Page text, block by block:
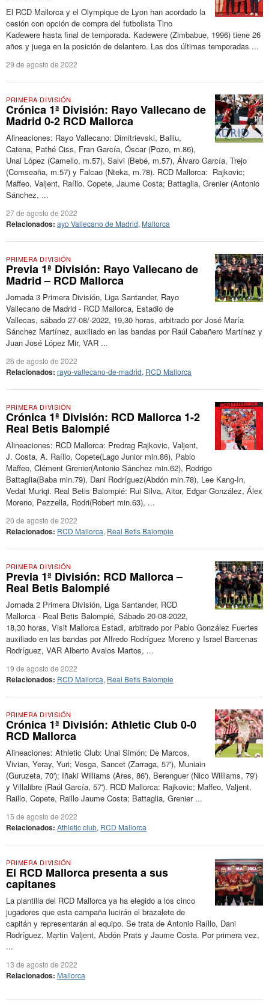
El RCD Mallorca y el Olympique de Lyon han acordado la
cesión con opción de compra del futbolista Tino
Kadewere hasta final de temporada. Kadewere (Zimbabue, 1996) tiene 26
años y juega en la posición de delantero. Las dos últimas temporadas ...
29 de agosto de 2022
PRIMERA DIVISIÓN
Crónica 1ª División: Rayo Vallecano de
Madrid 0-2 RCD Mallorca
Alineaciones: Rayo Vallecano: Dimitrievski, Balliu,
Catena, Pathé Ciss, Fran García, Óscar (Pozo, m.86),
Unai López (Camello, m.57), Salvi (Bebé, m.57), Álvaro García, Trejo
(Comseaña, m.57) y Falcao (Nteka, m.78). RCD Mallorca: Rajkovic;
Maffeo, Valjent, Raíllo, Copete, Jaume Costa; Battaglia, Grenier (Antonio
Sánchez, ...
27 de agosto de 2022
Relacionados: ayo Vallecano de Madrid, Mallorca
PRIMERA DIVISIÓN
Previa 1ª División: Rayo Vallecano de
Madrid – RCD Mallorca
Jornada 3 Primera División, Liga Santander, Rayo
Vallecano de Madrid - RCD Mallorca, Estadio de
Vallecas, sábado 27-08/-2022, 19,30 horas, arbitrado por José María
Sánchez Martínez, auxiliado en las bandas por Raúl Cabañero Martínez y
Juan José López Mir, VAR ...
26 de agosto de 2022
Relacionados: rayo-vallecano-de-madrid, RCD Mallorca
PRIMERA DIVISIÓN
Crónica 1ª División: RCD Mallorca 1-2
Real Betis Balompié
Alineaciones: RCD Mallorca: Predrag Rajkovic, Valjent,
J. Costa, A. Raíllo, Copete(Lago Junior min.86), Pablo
Maffeo, Clément Grenier(Antonio Sánchez min.62), Rodrigo
Battaglia(Baba min.79), Dani Rodríguez(Abdón min.78), Lee Kang-In,
Vedat Muriqi. Real Betis Balompié: Rui Silva, Aitor, Edgar González, Álex
Moreno, Pezzella, Rodri(Robert min.63), ...
20 de agosto de 2022
Relacionados: RCD Mallorca, Real Betis Balompie
PRIMERA DIVISIÓN
Previa 1ª División: RCD Mallorca –
Real Betis Balompié
Jornada 2 Primera División, Liga Santander, RCD
Mallorca - Real Betis Balompié, Sábado 20-08-2022,
18,30 horas, Visit Mallorca Estadi, arbitrado por Pablo González Fuertes
auxiliado en las bandas por Alfredo Rodríguez Moreno y Israel Barcenas
Rodríguez, VAR Alberto Avalos Martos, ...
19 de agosto de 2022
Relacionados: RCD Mallorca, Real Betis Balompie
PRIMERA DIVISIÓN
Crónica 1ª División: Athletic Club 0-0
RCD Mallorca
Alineaciones: Athletic Club: Unai Simón; De Marcos,
Vivian, Yeray, Yuri; Vesga, Sancet (Zarraga, 57'), Muniain
(Guruzeta, 70'); Iñaki Williams (Ares, 86'), Berenguer (Nico Williams, 79')
y Villalibre (Raúl García, 57'). RCD Mallorca: Rajkovic; Maffeo, Valjent,
Raillo, Copete, Raillo Jaume Costa; Battaglia, Grenier ...
15 de agosto de 2022
Relacionados: Athletic club, RCD Mallorca
PRIMERA DIVISIÓN
El RCD Mallorca presenta a sus
capitanes
La plantilla del RCD Mallorca ya ha elegido a los cinco
jugadores que esta campaña lucirán el brazalete de
capitán y representarán al equipo. Se trata de Antonio Raíllo, Dani
Rodríguez, Martin Valjent, Abdón Prats y Jaume Costa. Por primera vez,
...
13 de agosto de 2022
Relacionados: Mallorca